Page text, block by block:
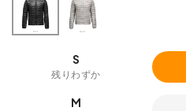
S
残りわずか
M